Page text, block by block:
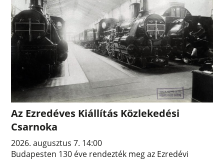
Az Ezredéves Kiállítás Közlekedési
Csarnoka
2026. augusztus 7. 14:00
Budapesten 130 éve rendezték meg az Ezredévi